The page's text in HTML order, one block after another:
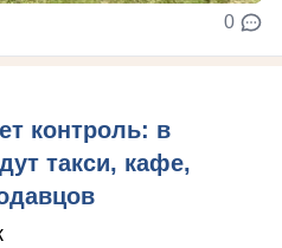
0
контроль: в
такси, кафе,